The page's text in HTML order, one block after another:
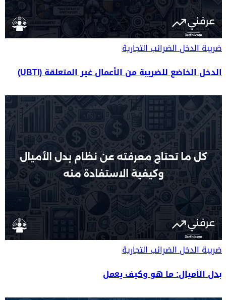
ضريبة الدخلالضرائب التجارية
الدخل الخاضع للضريبة من الأعمال غير المتعلقة (UBTI)
ضريبة الدخلالضرائب التجارية
بدل الأميال: ما هو وكيف يعمل